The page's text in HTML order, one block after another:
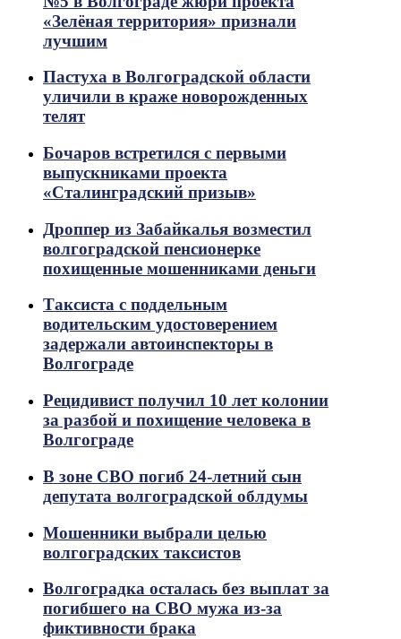
«Зелёная территория» признали
лучшим
Пастуха в Волгоградской области
уличили в краже новорожденных
телят
Бочаров встретился с первыми
выпускниками проекта
«Сталинградский призыв»
Дроппер из Забайкалья возместил
волгоградской пенсионерке
похищенные мошенниками деньги
Таксиста с поддельным
водительским удостоверением
задержали автоинспекторы в
Волгограде
Рецидивист получил 10 лет колонии
за разбой и похищение человека в
Волгограде
В зоне СВО погиб 24-летний сын
депутата волгоградской облдумы
Мошенники выбрали целью
волгоградских таксистов
Волгоградка осталась без выплат за
погибшего на СВО мужа из-за
фиктивности брака